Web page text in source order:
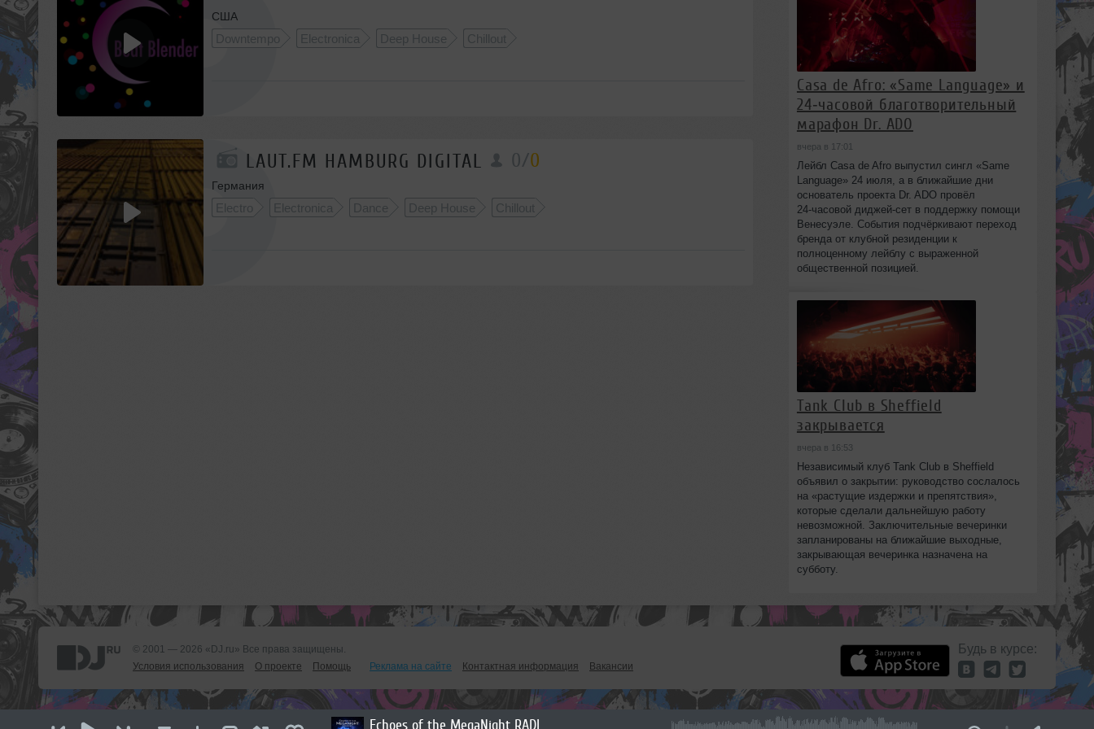
США
Downtempo Electronica Deep House Chillout
LAUT.FM HAMBURG DIGITAL 0/0
Германия
Electro Electronica Dance Deep House Chillout
Casa de Afro: «Same Language» и
24‑часовой благотворительный
марафон Dr. ADO
вчера в 17:01
Лейбл Casa de Afro выпустил сингл «Same
Language» 24 июля, а в ближайшие дни
основатель проекта Dr. ADO провёл
24‑часовой диджей‑сет в поддержку помощи
Венесуэле. События подчёркивают переход
бренда от клубной резиденции к
полноценному лейблу с выраженной
общественной позицией.
Tank Club в Sheffield
закрывается
вчера в 16:53
Независимый клуб Tank Club в Sheffield
объявил о закрытии: руководство сослалось
на «растущие издержки и препятствия»,
которые сделали дальнейшую работу
невозможной. Заключительные вечеринки
запланированы на ближайшие выходные,
закрывающая вечеринка назначена на
субботу.
© 2001 — 2026 «DJ.ru» Все права защищены.
Условия использования
О проекте Помощь Реклама на сайте Контактная информация Вакансии
Будь в курсе: